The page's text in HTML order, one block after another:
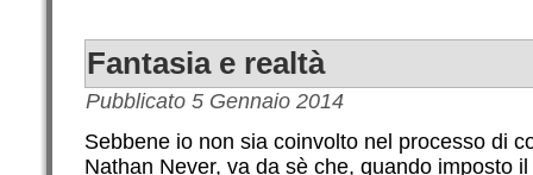
Fantasia e realtà
Pubblicato 5 Gennaio 2014
Sebbene io non sia coinvolto nel processo di
Nathan Never, va da sè che, quando imposto